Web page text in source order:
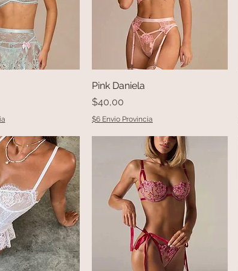
rápida Vista rápida
Pink Daniela
Precio
$40,00
$6 Envio Provincia